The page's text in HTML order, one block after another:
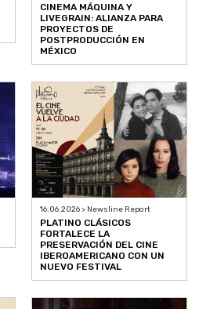
CINEMA MÁQUINA Y
LIVEGRAIN: ALIANZA PARA
PROYECTOS DE
POSTPRODUCCIÓN EN
MÉXICO
16.06.2026 > Newsline Report
PLATINO CLÁSICOS
FORTALECE LA
PRESERVACIÓN DEL CINE
IBEROAMERICANO CON UN
NUEVO FESTIVAL